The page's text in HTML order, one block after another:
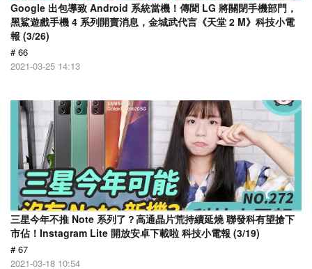
Google 出包導致 Android 系統當機！傳聞 LG 將關閉手機部門，
黑鯊遊戲手機 4 系列開賣消息，金城武代言《天堂 2 M》科技小電
報 (3/26)
# 66
2021-03-25 14:13
三星今年不推 Note 系列了？高通晶片荒持續延燒 聯發科有望搶下
市佔！Instagram Lite 開放安卓下載啦 科技小電報 (3/19)
# 67
2021-03-18 10:54